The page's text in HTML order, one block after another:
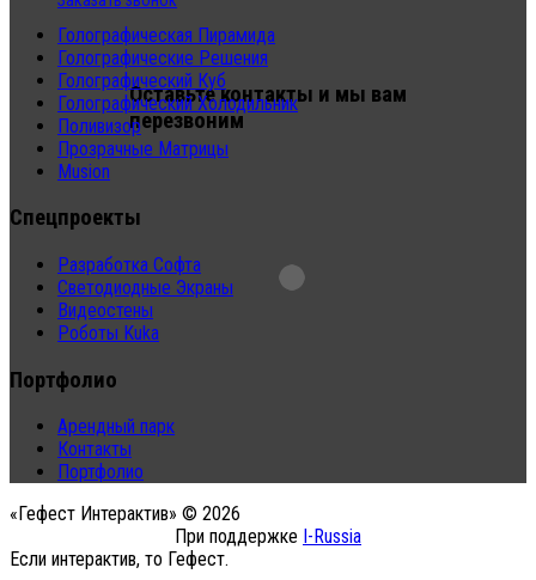
Оставьте контакты и мы вам
перезвоним
Голографическая Пирамида
Голографические Решения
Голографический Куб
Голографический Холодильник
Поливизор
Прозрачные Матрицы
Musion
Спецпроекты
Разработка Софта
Светодиодные Экраны
Видеостены
Роботы Kuka
Портфолио
Арендный парк
Контакты
Портфолио
«Гефест Интерактив» © 2026
При поддержке I-Russia
Если интерактив, то Гефест.